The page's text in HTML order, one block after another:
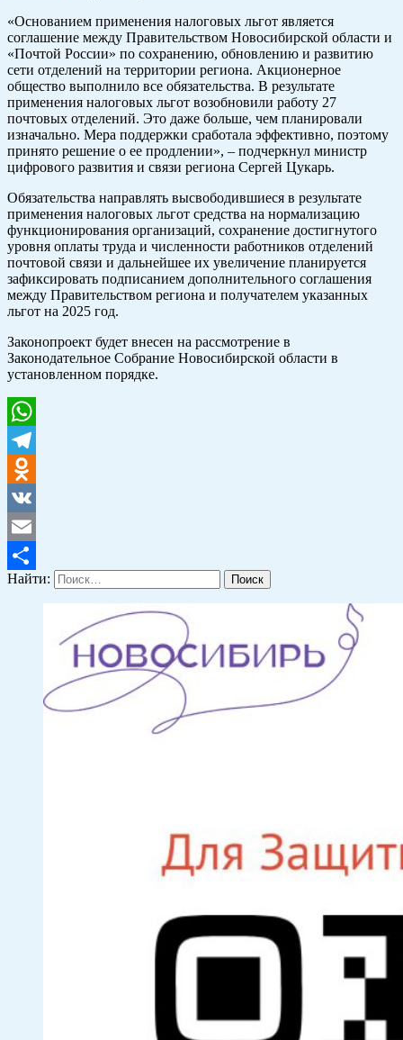
«Основанием применения налоговых льгот является
соглашение между Правительством Новосибирской области и
«Почтой России» по сохранению, обновлению и развитию
сети отделений на территории региона. Акционерное
общество выполнило все обязательства. В результате
применения налоговых льгот возобновили работу 27
почтовых отделений. Это даже больше, чем планировали
изначально. Мера поддержки сработала эффективно, поэтому
принято решение о ее продлении», – подчеркнул министр
цифрового развития и связи региона Сергей Цукарь.
Обязательства направлять высвободившиеся в результате
применения налоговых льгот средства на нормализацию
функционирования организаций, сохранение достигнутого
уровня оплаты труда и численности работников отделений
почтовой связи и дальнейшее их увеличение планируется
зафиксировать подписанием дополнительного соглашения
между Правительством региона и получателем указанных
льгот на 2025 год.
Законопроект будет внесен на рассмотрение в
Законодательное Собрание Новосибирской области в
установленном порядке.
WhatsApp
Telegram
Odnoklassniki
VK
Email
Отправить
Найти: